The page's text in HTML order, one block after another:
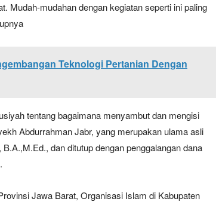
Mudah-mudahan dengan kegiatan seperti ini paling
Teknologi Pertanian Dengan
tentang bagaimana menyambut dan mengisi
Abdurrahman Jabr, yang merupakan ulama asli
dan ditutup dengan penggalangan dana
Jawa Barat, Organisasi Islam di Kabupaten